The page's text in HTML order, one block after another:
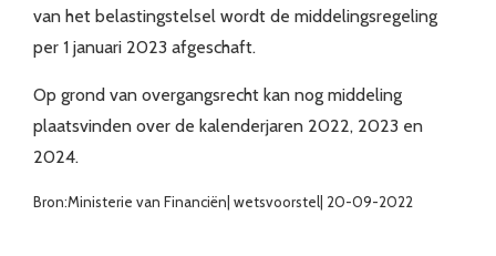
van het belastingstelsel wordt de middelingsregeling
per 1 januari 2023 afgeschaft.
Op grond van overgangsrecht kan nog middeling
plaatsvinden over de kalenderjaren 2022, 2023 en
2024.
Bron:Ministerie van Financiën| wetsvoorstel| 20-09-2022